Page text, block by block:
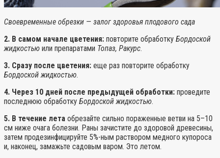
Своевременные обрезки — залог здоровья плодового сада
2. В самом начале цветения: повторите обработку Бордоской
жидкостью или препаратами Топаз, Ракурс.
3. Сразу после цветения: еще раз повторите обработку
Бордоской жидкостью.
4. Через 10 дней после предыдущей обработки: проведите
последнюю обработку Бордоской жидкостью.
5. В течение лета обрезайте сильно пораженные ветви на 5–10
см ниже очага болезни. Раны зачистите до здоровой древесины,
затем продезинфицируйте 5%-ным раствором медного купороса
и, наконец, замажьте садовым варом. Это летом.